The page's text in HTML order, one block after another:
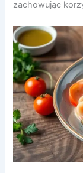
zachowując